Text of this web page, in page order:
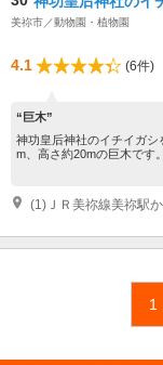
美祢市／動物園・植物園
4.1 (6件)
“巨木”
神功皇后神社のイチイガ
m、高さ約20mの巨木です
(1)ＪＲ美祢線美祢駅
1